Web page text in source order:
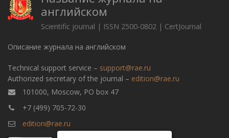
английском
Scientific journal | ISSN 2500-0802 | CertJournal
Описание журнала на английском
Technical support service – support@rae.ru
Authorized secretary of the journal – edition@rae.ru
101000, Moscow, PO box 47
+7 (499) 705-72-30
edition@rae.ru